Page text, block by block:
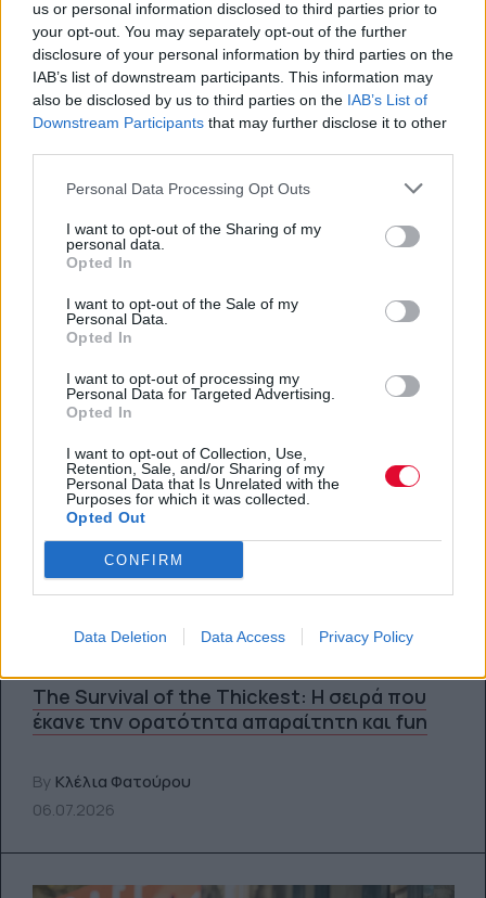
us or personal information disclosed to third parties prior to
your opt-out. You may separately opt-out of the further
disclosure of your personal information by third parties on the
IAB’s list of downstream participants. This information may
also be disclosed by us to third parties on the IAB’s List of
Downstream Participants that may further disclose it to other
Personal Data Processing Opt Outs
I want to opt-out of the Sharing of my
personal data.
Opted In
I want to opt-out of the Sale of my
Personal Data.
Opted In
I want to opt-out of processing my
Personal Data for Targeted Advertising.
Opted In
I want to opt-out of Collection, Use,
Retention, Sale, and/or Sharing of my
Personal Data that Is Unrelated with the
Purposes for which it was collected.
Opted Out
CONFIRM
Data Deletion Data Access Privacy Policy
SCREENS
Elon Musk και "Citizen Vigilante": Πώς μία
ταινία έγινε εργαλείο για πολιτική καμπάνια
Κλέλια Φατούρου
07.07.2026
SCREENS
The Survival of the Thickest: Η σειρά που
έκανε την ορατότητα απαραίτητη και fun
By Κλέλια Φατούρου
06.07.2026